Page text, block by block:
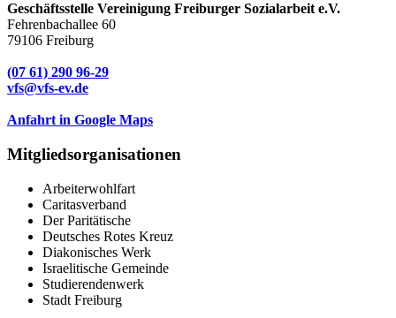
Geschäftsstelle Vereinigung Freiburger Sozialarbeit e.V.
Fehrenbachallee 60
79106 Freiburg
(07 61) 290 96-29
vfs@vfs-ev.de
Anfahrt in Google Maps
Mitgliedsorganisationen
Arbeiterwohlfart
Caritasverband
Der Paritätische
Deutsches Rotes Kreuz
Diakonisches Werk
Israelitische Gemeinde
Studierendenwerk
Stadt Freiburg